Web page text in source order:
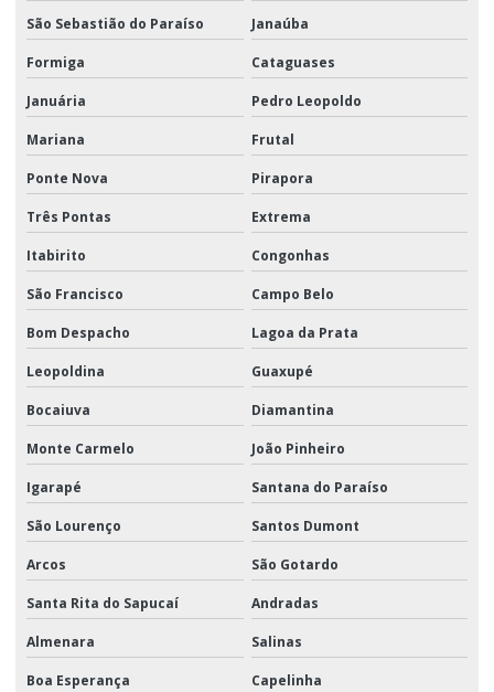
São Sebastião do Paraíso Janaúba
Formiga Cataguases
Januária Pedro Leopoldo
Mariana Frutal
Ponte Nova Pirapora
Três Pontas Extrema
Itabirito Congonhas
São Francisco Campo Belo
Bom Despacho Lagoa da Prata
Leopoldina Guaxupé
Bocaiuva Diamantina
Monte Carmelo João Pinheiro
Igarapé Santana do Paraíso
São Lourenço Santos Dumont
Arcos São Gotardo
Santa Rita do Sapucaí Andradas
Almenara Salinas
Boa Esperança Capelinha